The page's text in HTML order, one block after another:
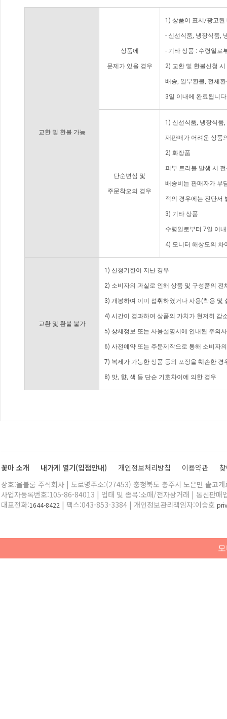
교환 및 환불 가능
상품에
문제가 있을 경우
1) 상품이 표시/광고된
- 신선식품, 냉장식품,
- 기타 상품 : 수령일로
2) 교환 및 환불신청
배송, 일부환불, 전체
3일 이내에 완료됩니
단순변심 및
주문착오의 경우
1) 신선식품, 냉장식품
재판매가 어려운 상품
2) 화장품
피부 트러블 발생 시
배송비는 판매자가 부
적의 경우에는 진단서
3) 기타 상품
수령일로부터 7일 이
4) 모니터 해상도의 차
교환 및 환불 불가
1) 신청기한이 지난 경우
2) 소비자의 과실로 인해 상품 및 구성품의
3) 개봉하여 이미 섭취하였거나 사용(착용 및
4) 시간이 경과하여 상품의 가치가 현저히 감
5) 상세정보 또는 사용설명서에 안내된 주의
6) 사전예약 또는 주문제작으로 통해 소비자
7) 복제가 가능한 상품 등의 포장을 훼손한 경
8) 맛, 향, 색 등 단순 기호차이에 의한 경우
꽃마 소개 내가게 열기(입점안내) 개인정보처리방침 이용약관
상호:올블룸 주식회사 | 도로명주소:(27453) 충청북도 충주시 노은면 솔고
사업자등록번호:105-86-84013 | 업태 및 종목:소매/전자상거래 | 통신판매
대표전화:1644-8422 | 팩스:043-853-3384 | 개인정보관리책임자:이승호